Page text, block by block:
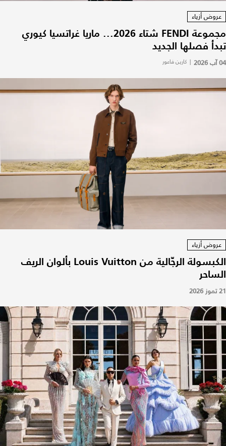
عروض أزياء
مجموعة FENDI شتاء 2026... ماريا غراتسيا كيوري
تبدأ فصلها الجديد
04 آب 2026 | كارين فاعور
عروض أزياء
الكبسولة الرجّالية من Louis Vuitton بألوان الريف
الساحر
21 تموز 2026